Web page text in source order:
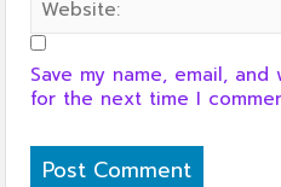
Save my name, email,
for the next time I